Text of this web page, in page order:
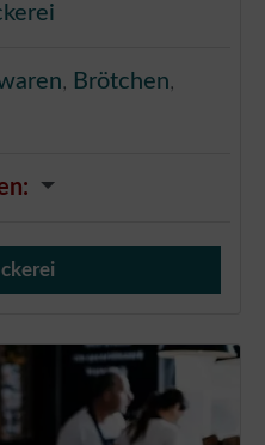
, Brötchen,
: